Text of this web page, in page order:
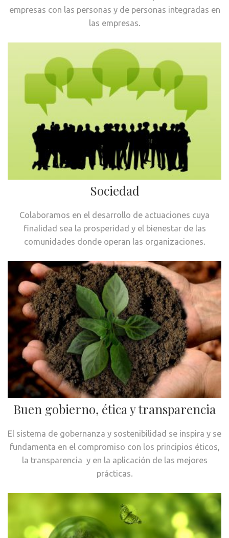
empresas con las personas y de personas integradas en
las empresas.
Sociedad
Colaboramos en el desarrollo de actuaciones cuya
finalidad sea la prosperidad y el bienestar de las
comunidades donde operan las organizaciones.
Buen gobierno, ética y transparencia
El sistema de gobernanza y sostenibilidad se inspira y se
fundamenta en el compromiso con los principios éticos,
la transparencia y en la aplicación de las mejores
prácticas.